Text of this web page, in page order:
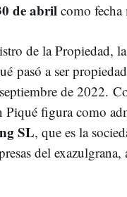
de abril como fecha
de la Propiedad,
pasó a ser
de 2022.
Piqué figura como
SL, que es la
del exazulgrana,